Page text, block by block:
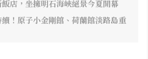
店，坐擁明石海峽絕景今夏開幕
！原子小金剛館、荷蘭館淡路島重